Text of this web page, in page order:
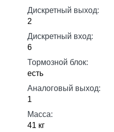
Дискретный выход:
2
Дискретный вход:
6
Тормозной блок:
есть
Аналоговый выход:
1
Масса:
41 кг